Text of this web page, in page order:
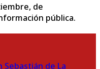
de
pública.